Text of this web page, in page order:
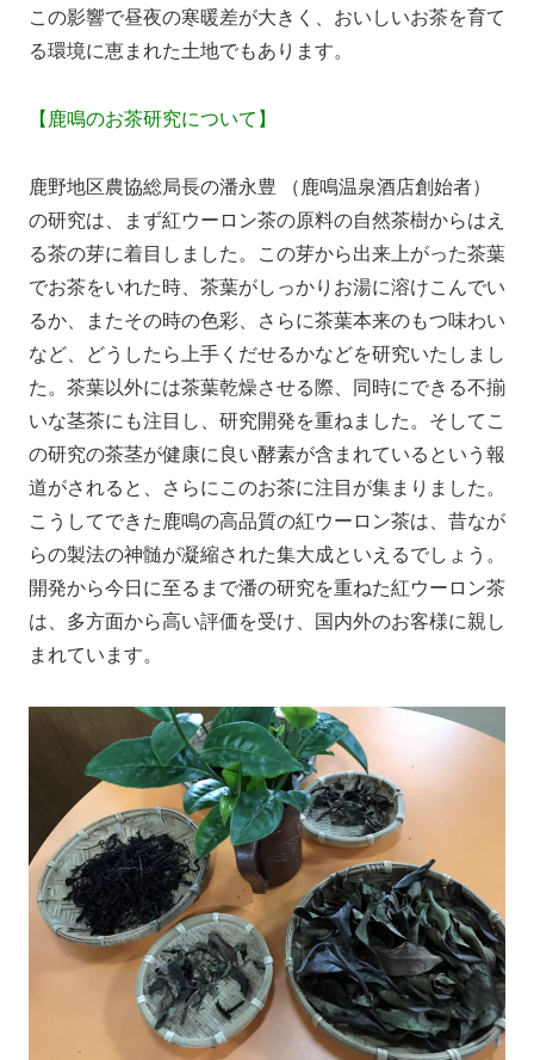
この影響で昼夜の寒暖差が大きく、おいしいお茶を育て
る環境に恵まれた土地でもあります。
【鹿鳴のお茶研究について】
鹿野地区農協総局長の潘永豊 （鹿鳴温泉酒店創始者）
の研究は、まず紅ウーロン茶の原料の自然茶樹からはえ
る茶の芽に着目しました。この芽から出来上がった茶葉
でお茶をいれた時、茶葉がしっかりお湯に溶けこんでい
るか、またその時の色彩、さらに茶葉本来のもつ味わい
など、どうしたら上手くだせるかなどを研究いたしまし
た。茶葉以外には茶葉乾燥させる際、同時にできる不揃
いな茎茶にも注目し、研究開発を重ねました。そしてこ
の研究の茶茎が健康に良い酵素が含まれているという報
道がされると、さらにこのお茶に注目が集まりました。
こうしてできた鹿鳴の高品質の紅ウーロン茶は、昔なが
らの製法の神髄が凝縮された集大成といえるでしょう。
開発から今日に至るまで潘の研究を重ねた紅ウーロン茶
は、多方面から高い評価を受け、国内外のお客様に親し
まれています。